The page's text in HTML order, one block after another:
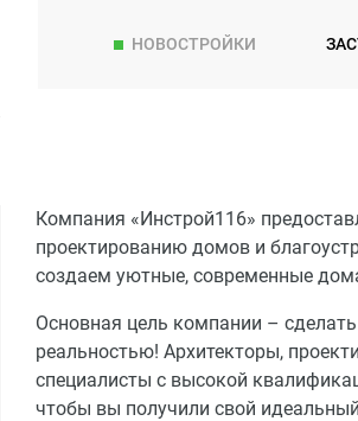
НОВОСТРОЙКИ
Компания «Инстрой116»
проектированию домов и
создаем уютные, современные
Основная цель компании –
реальностью! Архитекторы,
специалисты с высокой
чтобы вы получили свой